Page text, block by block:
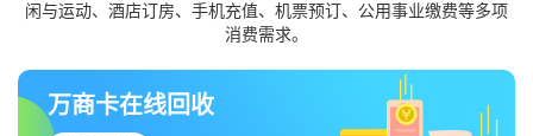
闲与运动、酒店订房、手机充值、机票预订、公用事业缴费等多项
消费需求。
万商卡在线回收